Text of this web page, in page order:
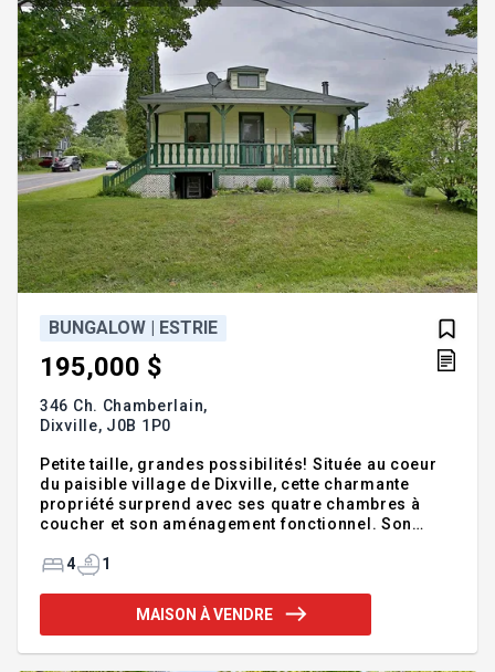
BUNGALOW | ESTRIE
195,000 $
346 Ch. Chamberlain,
Dixville, J0B 1P0
Petite taille, grandes possibilités! Située au coeur
du paisible village de Dixville, cette charmante
propriété surprend avec ses quatre chambres à
coucher et son aménagement fonctionnel. Son
un accès direct au parc municipal situé juste à
sont également accessibles à pied, un avantage
appréciable pour la vie familiale. Le sous-sol
4 1
MAISON À VENDRE